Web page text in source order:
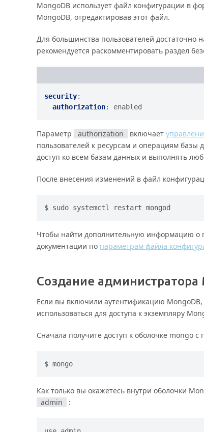
MongoDB использует файл конфигурации в
MongoDB, отредактировав этот файл.
Для большинства пользователей достаточно
рекомендуется раскомментировать раздел
security:
authorization: enabled
Параметр authorization включает
пользователей к ресурсам и операциям базы
доступ ко всем базам данных и выполнять
После внесения изменений в файл
sudo systemctl restart mongod
Чтобы найти дополнительную информацию о
документации по параметрам файла
Создание администратора
Если вы включили аутентификацию MongoDB,
использоваться для доступа к экземпляру
Сначала получите доступ к оболочке mongo
mongo
Как только вы окажетесь внутри оболочки
admin
: